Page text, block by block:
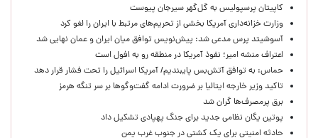
کاپیتان پرسپولیس به گل‌گهر سیرجان پیوست
وزارت خزانه‌داری آمریکا بخشی از تحریم‌های مرتبط با ایران را لغو کرد
آسوشیتد پرس مدعی شد: پیش‌نویس توافق میان ایران و عمان نهایی شد
اعتراف منشه امیر؛ نفوذ آمریکا در منطقه رو به افول است
حماس: به توافق آتش‌بس پایبندیم/ آمریکا اسرائیل را تحت فشار قرار دهد
تاکید وزیر خارجه ایتالیا بر ضرورت ادامه گفت‌وگوها بر سر تنگه هرمز
برق پرمصرف‌ها گران شد
پوتین یگان نظامی جدید برای جنگ پهپادی تشکیل داد
حادثه امنیتی برای یک کشتی در جنوب غرب یمن